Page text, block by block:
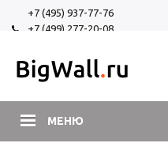
+7 (495) 937-77-76
+7 (499) 277-20-08
МЕНЮ